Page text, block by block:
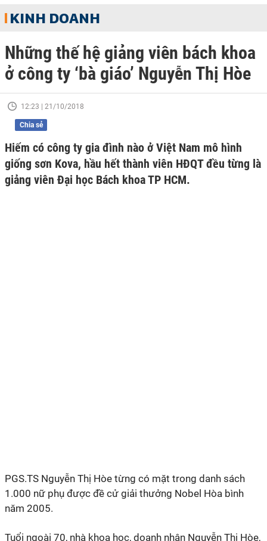
KINH DOANH
Những thế hệ giảng viên bách khoa
ở công ty ‘bà giáo’ Nguyễn Thị Hòe
12:23 | 21/10/2018
Chia sẻ
Hiếm có công ty gia đình nào ở Việt Nam mô hình
giống sơn Kova, hầu hết thành viên HĐQT đều từng là
giảng viên Đại học Bách khoa TP HCM.
PGS.TS Nguyễn Thị Hòe từng có mặt trong danh sách
1.000 nữ phụ được đề cử giải thưởng Nobel Hòa bình
năm 2005.
Tuổi ngoài 70, nhà khoa học, doanh nhân Nguyễn Thị Hòe,